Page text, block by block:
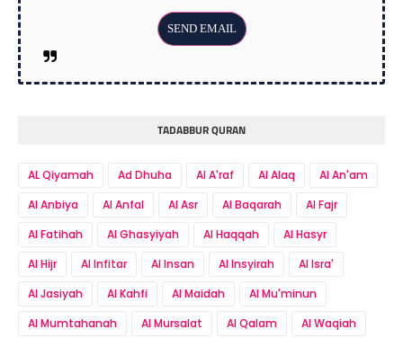
TADABBUR QURAN
AL Qiyamah Ad Dhuha Al A'raf Al Alaq
Al An'am
Al Anbiya
Al Anfal Al Asr Al Baqarah
Al Fajr
Al Fatihah
Al Ghasyiyah Al Haqqah
Al Hasyr
Al Hijr
Al Infitar Al Insan Al Insyirah
Al Isra'
Al Jasiyah
Al Kahfi Al Maidah
Al Mu'minun
Al Mumtahanah
Al Mursalat Al Qalam
Al Waqiah